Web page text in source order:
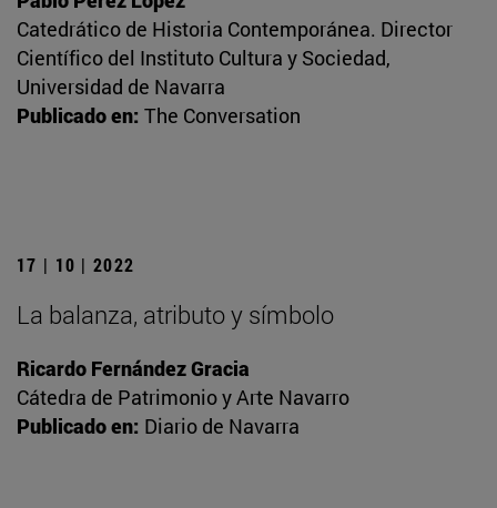
Catedrático de Historia Contemporánea. Director
Científico del Instituto Cultura y Sociedad,
Universidad de Navarra
Publicado en: The Conversation
17 | 10 | 2022
La balanza, atributo y símbolo
Ricardo Fernández Gracia
Cátedra de Patrimonio y Arte Navarro
Publicado en: Diario de Navarra